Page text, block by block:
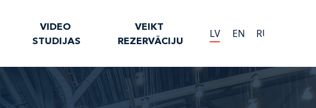
VIDEO
STUDIJAS
VEIKT
REZERVĀCIJU
LV
LV EN
EN RU
RU